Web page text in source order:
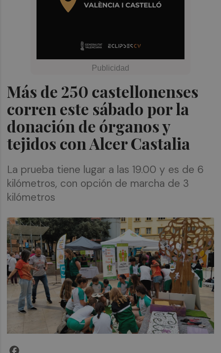
Más de 250 castellonenses
corren este sábado por la
donación de órganos y
tejidos con Alcer Castalia
La prueba tiene lugar a las 19.00 y es de 6
kilómetros, con opción de marcha de 3
kilómetros